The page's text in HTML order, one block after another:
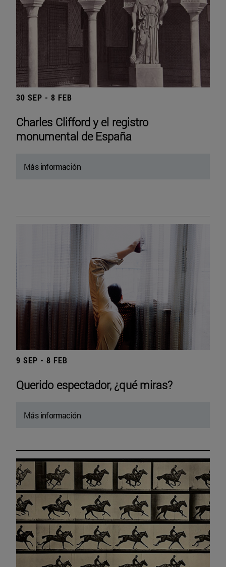
30 SEP - 8 FEB
Charles Clifford y el registro
monumental de España
Más información
9 SEP - 8 FEB
Querido espectador, ¿qué miras?
Más información